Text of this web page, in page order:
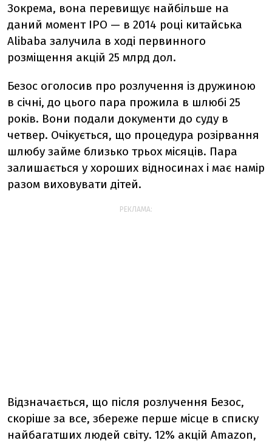
Зокрема, вона перевищує найбільше на
даний момент IPO — в 2014 році китайська
Alibaba залучила в ході первинного
розміщення акцій 25 млрд дол.
Безос оголосив про розлучення із дружиною
в січні, до цього пара прожила в шлюбі 25
років. Вони подали документи до суду в
четвер. Очікується, що процедура розірвання
шлюбу займе близько трьох місяців. Пара
залишається у хороших відносинах і має намір
разом виховувати дітей.
РЕКЛАМА:
Відзначається, що після розлучення Безос,
скоріше за все, збереже перше місце в списку
найбагатших людей світу. 12% акцій Amazon,